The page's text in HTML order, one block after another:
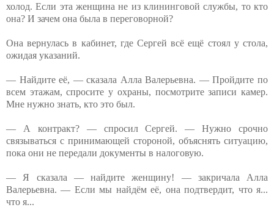
холод. Если эта женщина не из клининговой службы, то кто
она? И зачем она была в переговорной?
Она вернулась в кабинет, где Сергей всё ещё стоял у стола,
ожидая указаний.
— Найдите её, — сказала Алла Валерьевна. — Пройдите по
всем этажам, спросите у охраны, посмотрите записи камер.
Мне нужно знать, кто это был.
— А контракт? — спросил Сергей. — Нужно срочно
связываться с принимающей стороной, объяснять ситуацию,
пока они не передали документы в налоговую.
— Я сказала — найдите женщину! — закричала Алла
Валерьевна. — Если мы найдём её, она подтвердит, что я...
что я...